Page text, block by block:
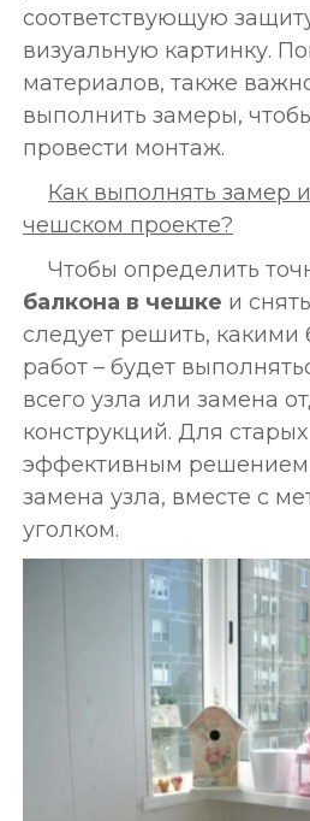
соответствующую
визуальную картинку.
материалов, также
выполнить замеры,
провести монтаж.
Как выполнять замер
чешском проекте?
Чтобы определить
балкона в чешке и
следует решить, какими
работ – будет
всего узла или замена
конструкций. Для
эффективным решением
замена узла, вместе с
уголком.